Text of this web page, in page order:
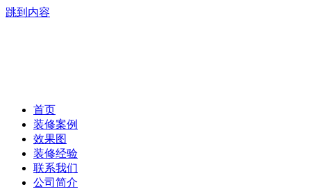
跳到内容
首页
装修案例
效果图
装修经验
联系我们
公司简介